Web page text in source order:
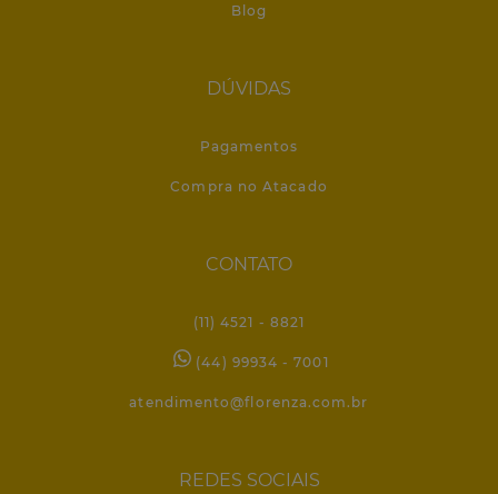
Blog
DÚVIDAS
Pagamentos
Compra no Atacado
CONTATO
(11) 4521 - 8821
(44) 99934 - 7001
atendimento@florenza.com.br
REDES SOCIAIS